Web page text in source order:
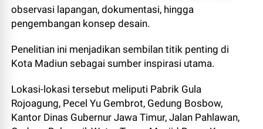
observasi lapangan, dokumentasi, hingga
pengembangan konsep desain.
Penelitian ini menjadikan sembilan titik penting di
Kota Madiun sebagai sumber inspirasi utama.
Lokasi-lokasi tersebut meliputi Pabrik Gula
Rojoagung, Pecel Yu Gembrot, Gedung Bosbow,
Kantor Dinas Gubernur Jawa Timur, Jalan Pahlawan,